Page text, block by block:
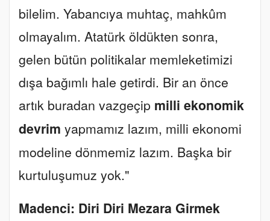
bilelim. Yabancıya muhtaç, mahkûm
olmayalım. Atatürk öldükten sonra,
gelen bütün politikalar memleketimizi
dışa bağımlı hale getirdi. Bir an önce
artık buradan vazgeçip milli ekonomik
devrim yapmamız lazım, milli ekonomi
modeline dönmemiz lazım. Başka bir
kurtuluşumuz yok."
Madenci: Diri Diri Mezara Girmek